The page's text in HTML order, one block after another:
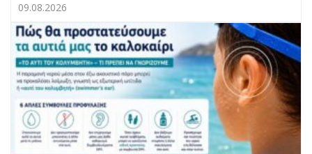
09.08.2026